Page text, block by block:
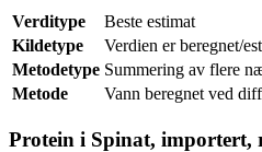
Verditype
Beste estimat
Kildetype
Verdien er beregnet/
Metodetype Summering av flere
Metode
Vann beregnet ved
Protein i Spinat, importert,